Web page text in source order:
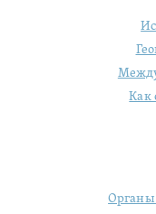
Как
Органы